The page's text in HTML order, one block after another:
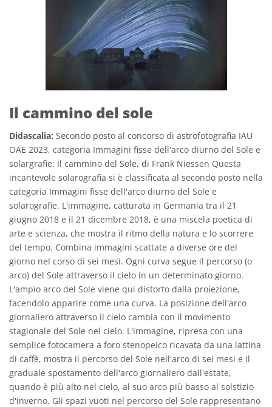
Il cammino del sole
Didascalia: Secondo posto al concorso di astrofotografia IAU
OAE 2023, categoria Immagini fisse dell'arco diurno del Sole e
solargrafie: Il cammino del Sole, di Frank Niessen Questa
incantevole solarografia si è classificata al secondo posto nella
categoria Immagini fisse dell'arco diurno del Sole e
solarografie. L'immagine, catturata in Germania tra il 21
giugno 2018 e il 21 dicembre 2018, è una miscela poetica di
arte e scienza, che mostra il ritmo della natura e lo scorrere
del tempo. Combina immagini scattate a diverse ore del
giorno nel corso di sei mesi. Ogni curva segue il percorso (o
arco) del Sole attraverso il cielo in un determinato giorno.
L'ampio arco del Sole viene qui distorto dalla proiezione,
facendolo apparire come una curva. La posizione dell'arco
giornaliero attraverso il cielo cambia con il movimento
stagionale del Sole nel cielo. L'immagine, ripresa con una
semplice fotocamera a foro stenopeico ricavata da una lattina
di caffè, mostra il percorso del Sole nell'arco di sei mesi e il
graduale spostamento dell'arco giornaliero dall'estate,
quando è più alto nel cielo, al suo arco più basso al solstizio
d'inverno. Gli spazi vuoti nel percorso del Sole rappresentano